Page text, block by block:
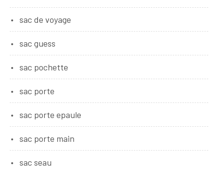
sac de voyage
sac guess
sac pochette
sac porte
sac porte epaule
sac porte main
sac seau